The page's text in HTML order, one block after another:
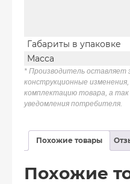
Габариты в упаковке
Масса
* Производитель оставляет
конструкционные
комплектацию товара, а
уведомления потребителя.
Похожие товары
Похожие